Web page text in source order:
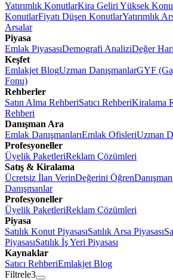
Yatırımlık KonutlarKira Geliri Yüksek
KonutlarFiyatı Düşen KonutlarYatırımlık
Arsalar
Piyasa
Emlak PiyasasıDemografi AnaliziDeğer
Keşfet
Emlakjet BlogUzman DanışmanlarGYF
Fonu)
Rehberler
Satın Alma RehberiSatıcı RehberiKiralama
Rehberi
Danışman Ara
Emlak DanışmanlarıEmlak OfisleriUzman
Profesyoneller
Üyelik PaketleriReklam Çözümleri
Satış & Kiralama
Ücretsiz İlan VerinDeğerini Öğren
Danışmanlar
Profesyoneller
Üyelik PaketleriReklam Çözümleri
Piyasa
Satılık Konut PiyasasıSatılık Arsa Piyasası
PiyasasıSatılık İş Yeri Piyasası
Kaynaklar
Satıcı RehberiEmlakjet Blog
Filtrele3